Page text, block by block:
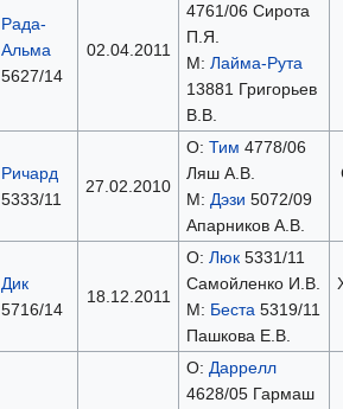
Рада-
Альма
5627/14
02.04.2011
4761/06 Сирота
П.Я.
М: Лайма-Рута
13881 Григорьев
В.В.
Ричард
5333/11
27.02.2010
О: Тим 4778/06
Ляш А.В.
М: Дэзи 5072/09
Апарников А.В.
Дик
5716/14
18.12.2011
О: Люк5331/11
Самойленко И.В.
М: Беста5319/11
Пашкова Е.В.
О: Даррелл
4628/05 Гармаш